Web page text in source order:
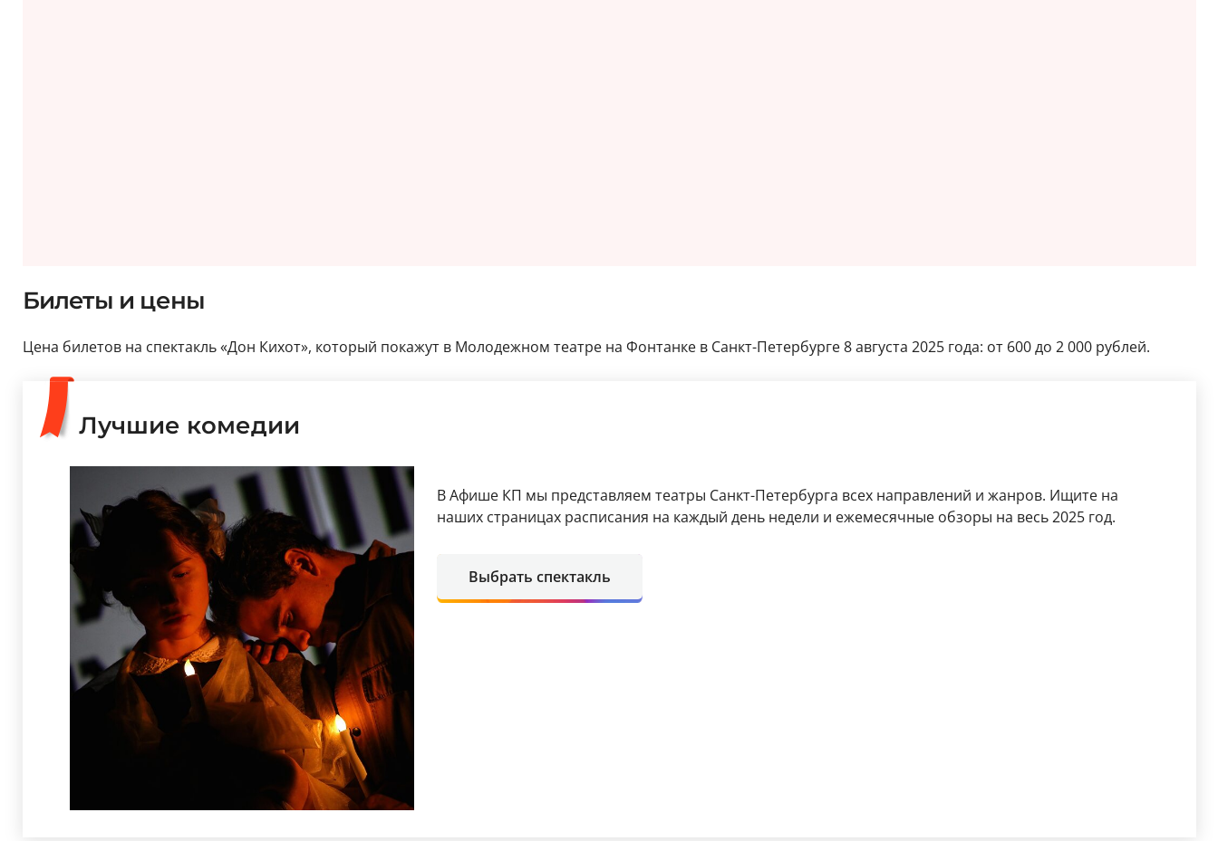
Билеты и цены
Цена билетов на спектакль «Дон Кихот», который покажут в Молодежном театре на Фонтанке в Санкт-Петербурге 8 августа 2025 года: от 600 до 2 000 рублей.
Лучшие комедии
В Афише КП мы представляем театры Санкт-Петербурга всех направлений и жанров. Ищите на
наших страницах расписания на каждый день недели и ежемесячные обзоры на весь 2025 год.
Выбрать спектакль